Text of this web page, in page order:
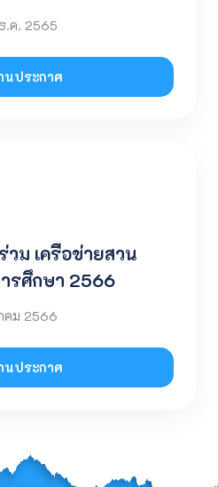
.ค. 2565
นประกาศ
วม เครือข่ายสวน
รศึกษา 2566
คม 2566
นประกาศ